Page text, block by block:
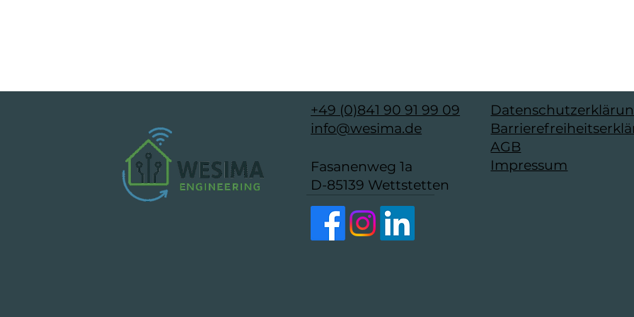
+49 (0)841 90 91 99 09
info@wesima.de
Fasanenweg 1a
D-85139 Wettstetten
AGB
Impressum